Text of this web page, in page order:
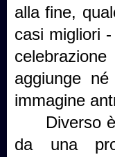
alla fine,
casi migliori
aggiunge
immagine
Diverso
da una